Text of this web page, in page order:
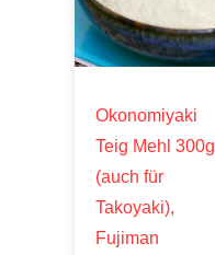
Okonomiyaki
Teig Mehl 300g
(auch für
Takoyaki),
Fujiman